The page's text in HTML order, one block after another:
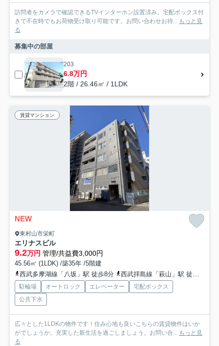
訪問者をカメラで確認できるTVインターホン設置済み。宅配ボックス付
きで不在時でもお荷物受け取り可能です。お問い合わせお待... もっと見
る
募集中の部屋
203
6.8万円
2階 / 26.46㎡ / 1LDK
賃貸マンション
NEW
東村山市栄町
エリナスビル
9.2万円 管理/共益費3,000円
45.56㎡ (1LDK) /築35年 /5階建
西武多摩湖線「八坂」駅 徒歩8分
西武拝島線「萩山」駅 徒歩14分
駐輪場 オートロック エレベーター
宅配ボックス
公共下水
広々とした1LDKの物件です！住み心地も良いこちらの賃貸物件はいか
がでしょうか。充実した新生活を過ごしましょう。お問い合... もっと見
る